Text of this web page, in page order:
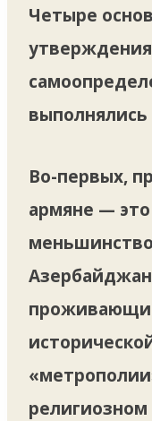
Четыре
Во-первых,
армяне —